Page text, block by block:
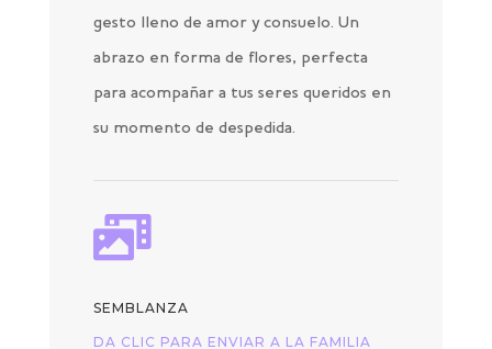
gesto lleno de amor y consuelo. Un
abrazo en forma de flores, perfecta
para acompañar a tus seres queridos en
su momento de despedida.

SEMBLANZA
DA CLIC PARA ENVIAR A LA FAMILIA